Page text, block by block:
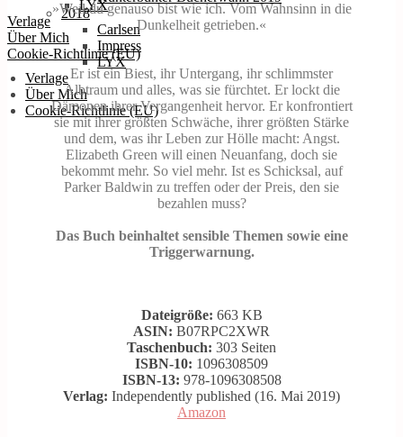
LYX
Verlage
Über Mich
Cookie-Richtlinie (EU)
2018
Carlsen
Impress
LYX
Verlage
Über Mich
Cookie-Richtlinie (EU)
»Weil du genauso bist wie ich. Vom Wahnsinn in die
Dunkelheit getrieben.«
Er ist ein Biest, ihr Untergang, ihr schlimmster
Albtraum und alles, was sie fürchtet. Er lockt die
Dämonen ihrer Vergangenheit hervor. Er konfrontiert
sie mit ihrer größten Schwäche, ihrer größten Stärke
und dem, was ihr Leben zur Hölle macht: Angst.
Elizabeth Green will einen Neuanfang, doch sie
bekommt mehr. So viel mehr. Ist es Schicksal, auf
Parker Baldwin zu treffen oder der Preis, den sie
bezahlen muss?
Das Buch beinhaltet sensible Themen sowie eine
Triggerwarnung.
Dateigröße: 663 KB
ASIN: B07RPC2XWR
Taschenbuch: 303 Seiten
ISBN-10: 1096308509
ISBN-13: 978-1096308508
Verlag: Independently published (16. Mai 2019)
Amazon